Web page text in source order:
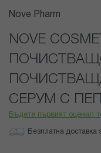
Преминете
началото
галерия
със
снимки
Nove Pharm
NOVE
СЕРУМ С
Бъдете първият оценил
Безплатна доставка